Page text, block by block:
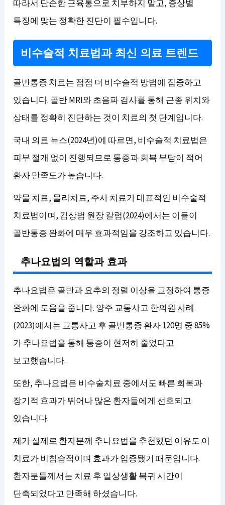
따라서 단순한 근육통으로 치부하지 말고, 증상별
특징에 맞는 정확한 진단이 필수입니다.
비수술적 치료법과 최신 의료 트렌드
골반통증 치료는 점점 더 비수술적 방법에 집중하고
있습니다. 골반 MRI와 초음파 검사를 통해 근종 위치와
상태를 정확히 진단하는 것이 치료의 첫 단계입니다.
국내 의료 뉴스(2024년)에 따르면, 비수술적 치료법은
피부 절개 없이 진행되므로 통증과 회복 부담이 적어
환자 만족도가 높습니다.
약물 치료, 물리치료, 주사 치료가 대표적인 비수술적
치료법이며, 김상범 원장 칼럼(2024)에서는 이들이
골반통증 완화에 매우 효과적임을 강조하고 있습니다.
추나요법의 역할과 효과
추나요법은 골반과 요추의 정렬 이상을 교정하여 통증
완화에 도움을 줍니다. 양주 교통사고 한의원 사례
(2023)에서는 교통사고 후 골반통증 환자 120명 중 85%
가 추나요법을 통해 통증이 현저히 줄었다고
보고했습니다.
또한, 추나요법은 비수술치료 중에서도 빠른 회복과
장기적 효과가 뛰어나 많은 환자들에게 선호되고
있습니다.
제가 실제로 환자분께 추나요법을 추천했던 이유도 이
치료가 비침습적이며 효과가 입증됐기 때문입니다.
환자분들께서는 치료 후 일상생활 복귀 시간이
단축되었다고 만족해 하셨습니다.